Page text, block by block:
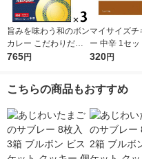
旨みを味わう和のボン
カレー こだわりだし
の和風カレー 中辛
1セット（1個×3）
765円
マイサイズチ
ー 中辛 1セッ
（100g）×2
320円
こちらの商品もおすすめ